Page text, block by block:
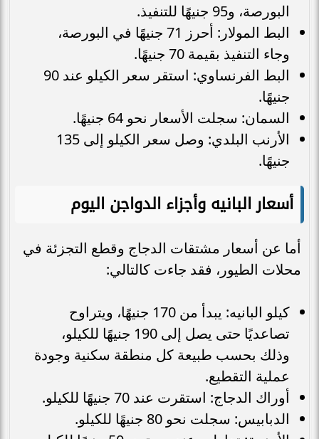
البورصة، و95 جنيهًا للتنفيذ.
البط المولار: أحرز 71 جنيهًا في البورصة،
وجاء التنفيذ بقيمة 70 جنيهًا.
البط الفرنساوي: استقر سعر الكيلو عند 90
جنيهًا.
السمان: سجلت الأسعار نحو 64 جنيهًا.
الأرنب البلدي: وصل سعر الكيلو إلى 135
جنيهًا.
أسعار البانيه وأجزاء الدواجن اليوم
أما عن أسعار مشتقات الدجاج وقطع التجزئة في
محلات الطيور، فقد جاءت كالتالي:
كيلو البانيه: يبدأ من 170 جنيهًا، ويتراوح
تصاعديًا حتى يصل إلى 190 جنيهًا للكيلو،
وذلك بحسب طبيعة كل منطقة سكنية وجودة
عملية التقطيع.
أوراك الدجاج: استقرت عند 70 جنيهًا للكيلو.
الدبابيس: سجلت نحو 80 جنيهًا للكيلو.